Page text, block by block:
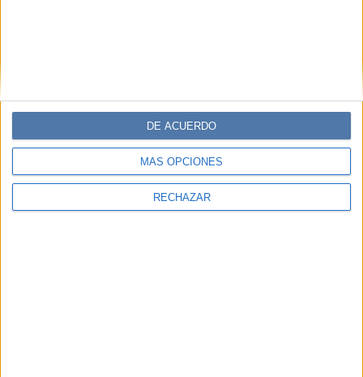
MÁS OPCIONES
RECHAZAR
DE ACUERDO